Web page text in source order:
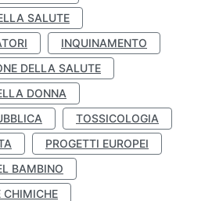
SALUTE
INQUINAMENTO
DELLA SALUTE
DONNA
TOSSICOLOGIA
PROGETTI EUROPEI
BAMBINO
CHIMICHE